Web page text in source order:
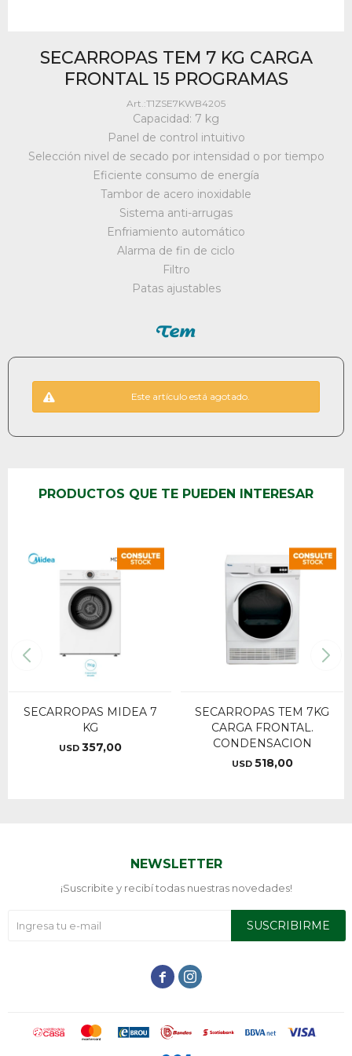
SECARROPAS TEM 7 KG CARGA
FRONTAL 15 PROGRAMAS
T1ZSE7KWB4205
Capacidad: 7 kg
Panel de control intuitivo
Selección nivel de secado por intensidad o por tiempo
Eficiente consumo de energía
Tambor de acero inoxidable
Sistema anti-arrugas
Enfriamiento automático
Alarma de fin de ciclo
Filtro
Patas ajustables
Este artículo está agotado.
PRODUCTOS QUE TE PUEDEN INTERESAR
SECARROPAS MIDEA 7
KG
USD 357,00
SECARROPAS TEM 7KG
CARGA FRONTAL.
CONDENSACION
USD 518,00
NEWSLETTER
¡Suscribite y recibí todas nuestras novedades!
SUSCRIBIRME
 